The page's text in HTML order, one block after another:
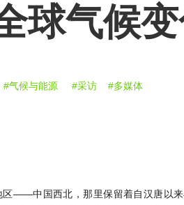
球气候
#气候与能源 #采访 #多媒体
区——中国西北，那里保留着自汉唐以